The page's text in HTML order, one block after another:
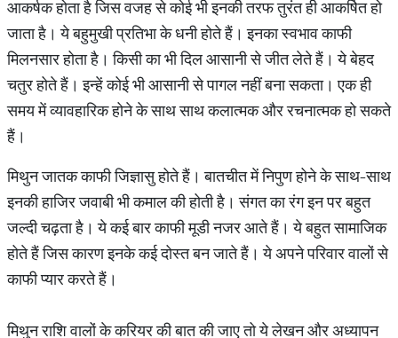
आकर्षक होता है जिस वजह से कोई भी इनकी तरफ तुरंत ही आकर्षित हो
जाता है। ये बहुमुखी प्रतिभा के धनी होते हैं। इनका स्वभाव काफी
मिलनसार होता है। किसी का भी दिल आसानी से जीत लेते हैं। ये बेहद
चतुर होते हैं। इन्हें कोई भी आसानी से पागल नहीं बना सकता। एक ही
समय में व्यावहारिक होने के साथ साथ कलात्मक और रचनात्मक हो सकते
हैं।
मिथुन जातक काफी जिज्ञासु होते हैं। बातचीत में निपुण होने के साथ-साथ
इनकी हाजिर जवाबी भी कमाल की होती है। संगत का रंग इन पर बहुत
जल्दी चढ़ता है। ये कई बार काफी मूडी नजर आते हैं। ये बहुत सामाजिक
होते हैं जिस कारण इनके कई दोस्त बन जाते हैं। ये अपने परिवार वालों से
काफी प्यार करते हैं।
मिथुन राशि वालों के करियर की बात की जाए तो ये लेखन और अध्यापन